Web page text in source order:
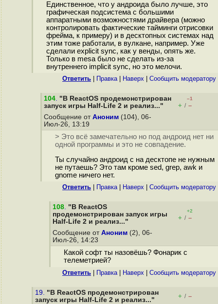
Единственное, что у андроида было лучше, это
графическая подсистема с большими
аппаратными возможностями драйвера (можно
контролировать фактические тайминги отрисовки
фрейма, к примеру) и в десктопных системах над
этим тоже работали, в вулкане, например. Уже
сделали explicit sync, как у венды, опять же.
Только в mesa было не сделать из-за
внутреннего implicit sync, но это мелочи.
Ответить Правка| Наверх Cообщить модератору
104. "В ReactOS продемонстрирован
запуск игры Half-Life 2 и реализ..."
–1
+ / –
Сообщение от Аноним (104), 06-
Июл-26, 13:19
> Это всё замечательно но под андроид нет ни
одной программы и это не совпадение.
Ты случайно андроид с на десктопе не нужным
не путаешь? Это там кроме sed, grep, awk и
gnome ничего нет.
Ответить Правка| Наверх Cообщить модератору
108. "В ReactOS
продемонстрирован запуск игры
Half-Life 2 и реализ..."
+2
+ / –
Сообщение от Аноним (2), 06-
Июл-26, 14:23
Какой софт ты назовёшь? Фонарик с
телеметрией?
Ответить Правка| Наверх Cообщить модератору
19. "В ReactOS продемонстрирован
запуск игры Half-Life 2 и реализ..."
+ / –